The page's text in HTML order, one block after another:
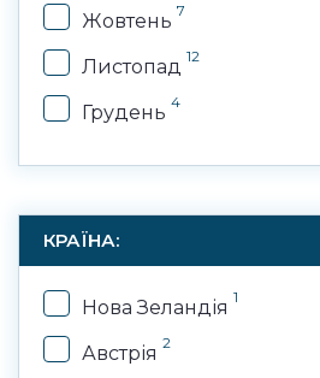
Жовтень 7
Листопад 12
Грудень 4
КРАЇНА:
Нова Зеландія 1
Австрія 2